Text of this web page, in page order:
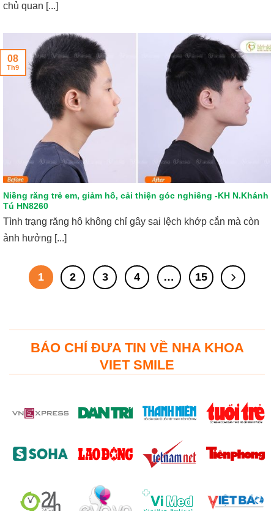
chủ quan [...]
Niềng răng trẻ em, giảm hô, cải thiện góc nghiêng -KH N.Khánh
Tú HN8260
Tình trạng răng hô không chỉ gây sai lệch khớp cắn mà còn
ảnh hưởng [...]
08
Th9
1 2 3 4 … 15
BÁO CHÍ ĐƯA TIN VỀ NHA KHOA
VIET SMILE